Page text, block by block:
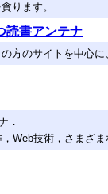
ります。
読書アンテナ
方のサイトを中心に
．
Web技術，さまざ